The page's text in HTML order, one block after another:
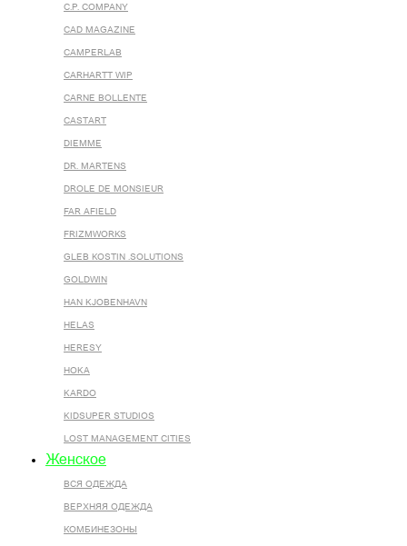
C.P. COMPANY
CAD MAGAZINE
CAMPERLAB
CARHARTT WIP
CARNE BOLLENTE
CASTART
DIEMME
DR. MARTENS
DROLE DE MONSIEUR
FAR AFIELD
FRIZMWORKS
GLEB KOSTIN .SOLUTIONS
GOLDWIN
HAN KJOBENHAVN
HELAS
HERESY
HOKA
KARDO
KIDSUPER STUDIOS
LOST MANAGEMENT CITIES
Женское
ВСЯ ОДЕЖДА
ВЕРХНЯЯ ОДЕЖДА
КОМБИНЕЗОНЫ